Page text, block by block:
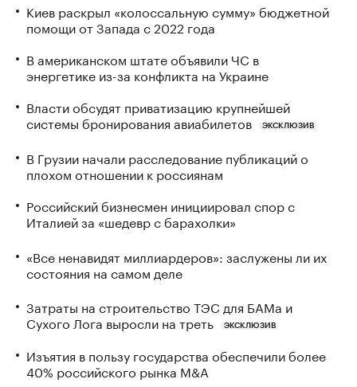
Киев раскрыл «колоссальную сумму» бюджетной
помощи от Запада с 2022 года
В американском штате объявили ЧС в
энергетике из-за конфликта на Украине
Власти обсудят приватизацию крупнейшей
системы бронирования авиабилетов
ЭКСКЛЮЗИВ
В Грузии начали расследование публикаций о
плохом отношении к россиянам
Российский бизнесмен инициировал спор с
Италией за «шедевр с барахолки»
«Все ненавидят миллиардеров»: заслужены ли их
состояния на самом деле
Затраты на строительство ТЭС для БАМа и
Сухого Лога выросли на треть
ЭКСКЛЮЗИВ
Изъятия в пользу государства обеспечили более
40% российского рынка M&A